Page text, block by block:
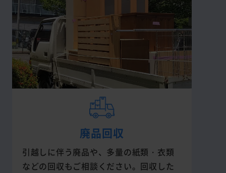
廃品回収
引越しに伴う廃品や、多量の紙類・衣類
などの回収もご相談ください。回収した